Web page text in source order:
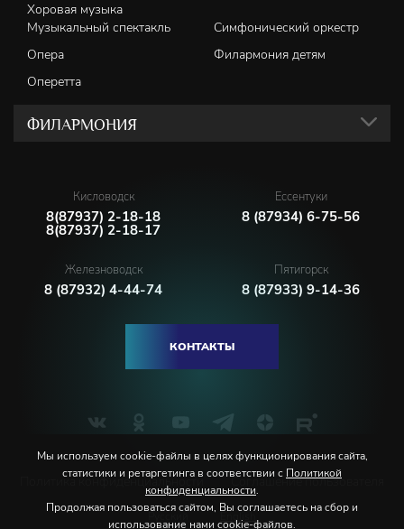
Хоровая музыка
Музыкальный спектакль
Симфонический оркестр
Опера
Филармония детям
Оперетта
ФИЛАРМОНИЯ
Кисловодск
8(87937) 2-18-18
8(87937) 2-18-17
Ессентуки
8 (87934) 6-75-56
Железноводск
8 (87932) 4-44-74
Пятигорск
8 (87933) 9-14-36
КОНТАКТЫ
Политика конфиденциальности Соглашение пользователя
Мы используем cookie-файлы в целях функционирования сайта,
статистики и ретаргетинга в соответствии с Политикой
конфиденциальности.
Продолжая пользоваться сайтом, Вы соглашаетесь на сбор и
использование нами cookie-файлов.